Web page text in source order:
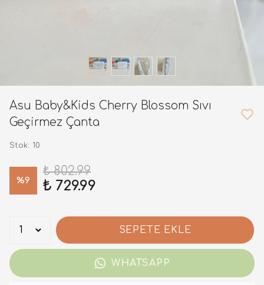
Asu Baby&Kids Cherry Blossom Sıvı
Geçirmez Çanta
Stok: 10
%9
₺ 802.99
₺ 729.99
SEPETE EKLE
WHATSAPP